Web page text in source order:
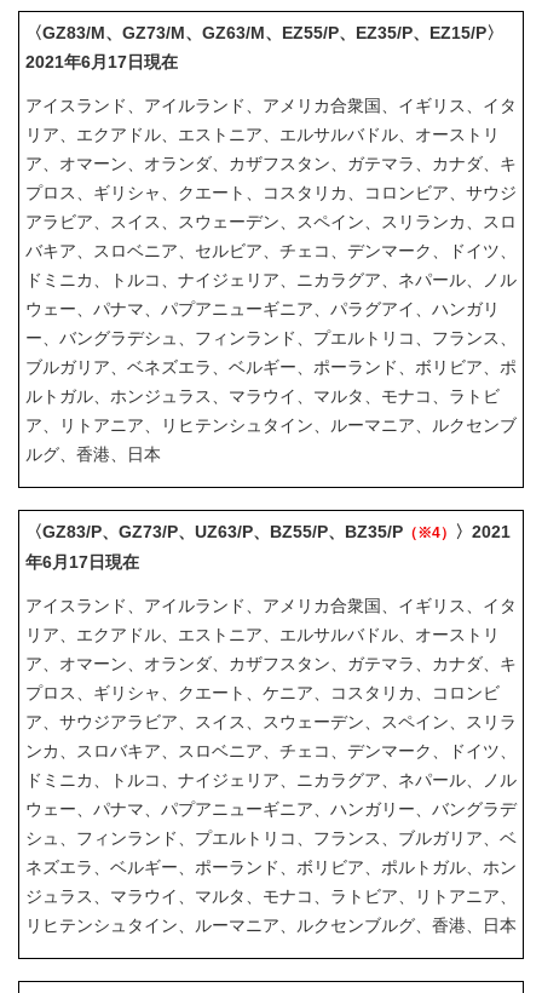
〈GZ83/M、GZ73/M、GZ63/M、EZ55/P、EZ35/P、EZ15/P〉
2021年6月17日現在
アイスランド、アイルランド、アメリカ合衆国、イギリス、イタ
リア、エクアドル、エストニア、エルサルバドル、オーストリ
ア、オマーン、オランダ、カザフスタン、ガテマラ、カナダ、キ
プロス、ギリシャ、クエート、コスタリカ、コロンビア、サウジ
アラビア、スイス、スウェーデン、スペイン、スリランカ、スロ
バキア、スロベニア、セルビア、チェコ、デンマーク、ドイツ、
ドミニカ、トルコ、ナイジェリア、ニカラグア、ネパール、ノル
ウェー、パナマ、パプアニューギニア、パラグアイ、ハンガリ
ー、バングラデシュ、フィンランド、プエルトリコ、フランス、
ブルガリア、ベネズエラ、ベルギー、ポーランド、ボリビア、ポ
ルトガル、ホンジュラス、マラウイ、マルタ、モナコ、ラトビ
ア、リトアニア、リヒテンシュタイン、ルーマニア、ルクセンブ
ルグ、香港、日本
〈GZ83/P、GZ73/P、UZ63/P、BZ55/P、BZ35/P （※4）
〉2021
年6月17日現在
アイスランド、アイルランド、アメリカ合衆国、イギリス、イタ
リア、エクアドル、エストニア、エルサルバドル、オーストリ
ア、オマーン、オランダ、カザフスタン、ガテマラ、カナダ、キ
プロス、ギリシャ、クエート、ケニア、コスタリカ、コロンビ
ア、サウジアラビア、スイス、スウェーデン、スペイン、スリラ
ンカ、スロバキア、スロベニア、チェコ、デンマーク、ドイツ、
ドミニカ、トルコ、ナイジェリア、ニカラグア、ネパール、ノル
ウェー、パナマ、パプアニューギニア、ハンガリー、バングラデ
シュ、フィンランド、プエルトリコ、フランス、ブルガリア、ベ
ネズエラ、ベルギー、ポーランド、ボリビア、ポルトガル、ホン
ジュラス、マラウイ、マルタ、モナコ、ラトビア、リトアニア、
リヒテンシュタイン、ルーマニア、ルクセンブルグ、香港、日本